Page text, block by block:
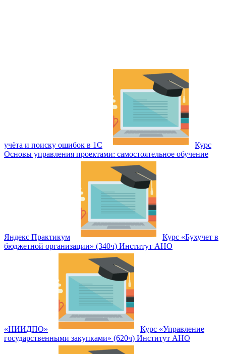
учёта и поиску ошибок в 1С
Курс
Основы управления проектами: самостоятельное обучение
Яндекс Практикум
Курс «Бухучет в
бюджетной организации» (340ч) Институт АНО
«НИИДПО»
Курс «Управление
государственными закупками» (620ч) Институт АНО